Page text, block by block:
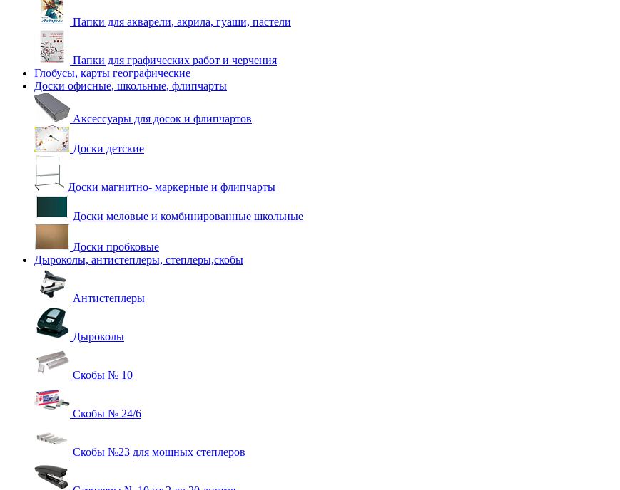
Папки для акварели, акрила, гуаши, пастели
Папки для графических работ и черчения
Глобусы, карты географические
Доски офисные, школьные, флипчарты
Аксессуары для досок и флипчартов
Доски детские
Доски магнитно- маркерные и флипчарты
Доски меловые и комбинированные школьные
Доски пробковые
Дыроколы, антистеплеры, степлеры,скобы
Антистеплеры
Дыроколы
Скобы № 10
Скобы № 24/6
Скобы №23 для мощных степлеров